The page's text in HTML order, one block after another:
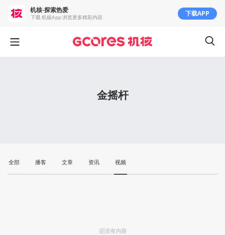
金摇杆
全部 播客 文章 资讯 视频
还没有内容
机核-探索热爱
下载 机核App 浏览更多精彩内容 下载APP